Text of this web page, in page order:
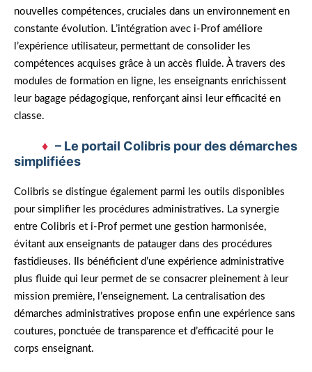
nouvelles compétences, cruciales dans un environnement en
constante évolution. L’intégration avec i-Prof améliore
l’expérience utilisateur, permettant de consolider les
compétences acquises grâce à un accès fluide. À travers des
modules de formation en ligne, les enseignants enrichissent
leur bagage pédagogique, renforçant ainsi leur efficacité en
classe.
– Le portail Colibris pour des démarches
simplifiées
Colibris se distingue également parmi les outils disponibles
pour simplifier les procédures administratives. La synergie
entre Colibris et i-Prof permet une gestion harmonisée,
évitant aux enseignants de patauger dans des procédures
fastidieuses. Ils bénéficient d’une expérience administrative
plus fluide qui leur permet de se consacrer pleinement à leur
mission première, l’enseignement. La centralisation des
démarches administratives propose enfin une expérience sans
coutures, ponctuée de transparence et d’efficacité pour le
corps enseignant.